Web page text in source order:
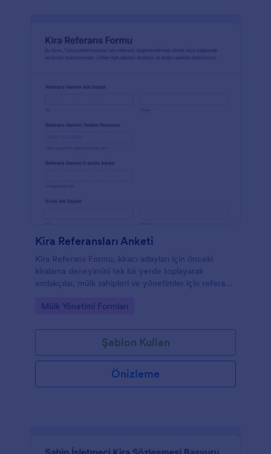
Kira Referansları Anketi
Kira Referans Formu, kiracı adayları için önceki
kiralama deneyimini tek bir yerde toplayarak
emlakçılar, mülk sahipleri ve yönetimler için referans
Go to Category:
Mülk Yönetimi Formları
Şablon Kullan
Önizleme